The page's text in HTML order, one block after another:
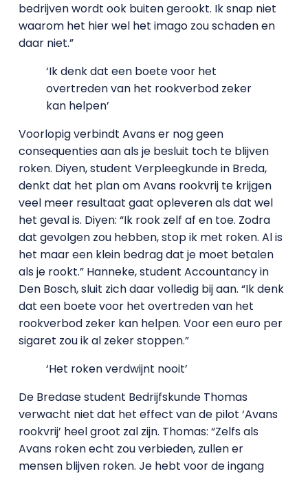
bedrijven wordt ook buiten gerookt. Ik snap niet
waarom het hier wel het imago zou schaden en
daar niet.”
‘Ik denk dat een boete voor het
overtreden van het rookverbod zeker
kan helpen’
Voorlopig verbindt Avans er nog geen
consequenties aan als je besluit toch te blijven
roken. Diyen, student Verpleegkunde in Breda,
denkt dat het plan om Avans rookvrij te krijgen
veel meer resultaat gaat opleveren als dat wel
het geval is. Diyen: “Ik rook zelf af en toe. Zodra
dat gevolgen zou hebben, stop ik met roken. Al is
het maar een klein bedrag dat je moet betalen
als je rookt.” Hanneke, student Accountancy in
Den Bosch, sluit zich daar volledig bij aan. “Ik denk
dat een boete voor het overtreden van het
rookverbod zeker kan helpen. Voor een euro per
sigaret zou ik al zeker stoppen.”
‘Het roken verdwijnt nooit’
De Bredase student Bedrijfskunde Thomas
verwacht niet dat het effect van de pilot ‘Avans
rookvrij’ heel groot zal zijn. Thomas: “Zelfs als
Avans roken echt zou verbieden, zullen er
mensen blijven roken. Je hebt voor de ingang